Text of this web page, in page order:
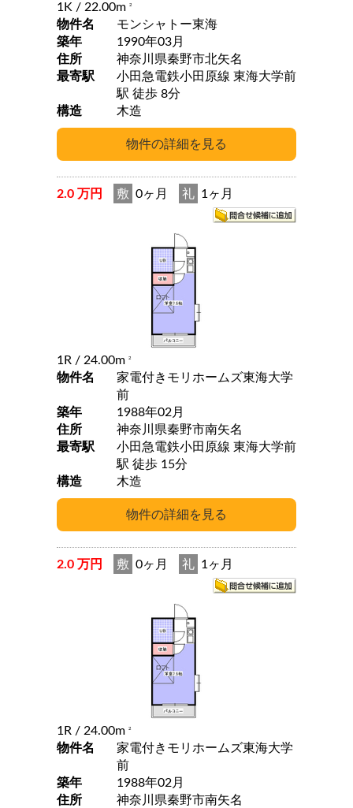
1K / 22.00m 2
物件名
モンシャトー東海
築年
1990年03月
住所
神奈川県秦野市北矢名
最寄駅
小田急電鉄小田原線 東海大学前
駅 徒歩 8分
構造
木造
2.0 万円 敷 0ヶ月 礼 1ヶ月
1R / 24.00m 2
物件名
家電付きモリホームズ東海大学
前
築年
1988年02月
住所
神奈川県秦野市南矢名
最寄駅
小田急電鉄小田原線 東海大学前
駅 徒歩 15分
構造
木造
2.0 万円 敷 0ヶ月 礼 1ヶ月
1R / 24.00m 2
物件名
家電付きモリホームズ東海大学
前
築年
1988年02月
住所
神奈川県秦野市南矢名